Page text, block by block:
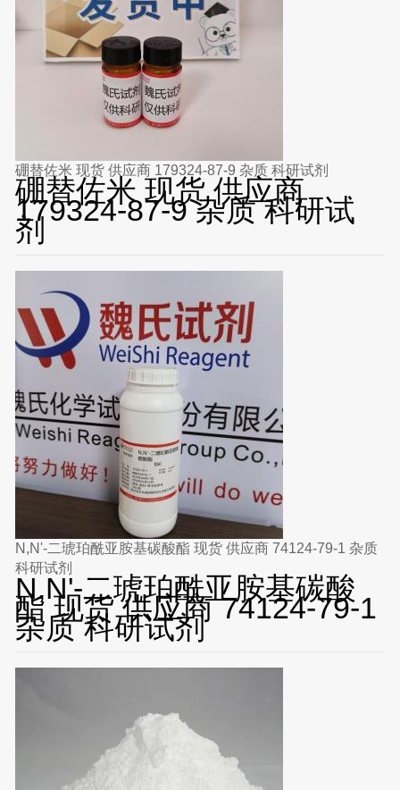
硼替佐米 现货 供应商 179324-87-9 杂质 科研试剂
硼替佐米 现货 供应商
179324-87-9 杂质 科研试
剂
N,N'-二琥珀酰亚胺基碳酸酯 现货 供应商 74124-79-1 杂质
科研试剂
N,N'-二琥珀酰亚胺基碳酸
酯 现货 供应商 74124-79-1
杂质 科研试剂